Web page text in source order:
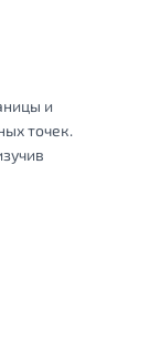
и
точек.